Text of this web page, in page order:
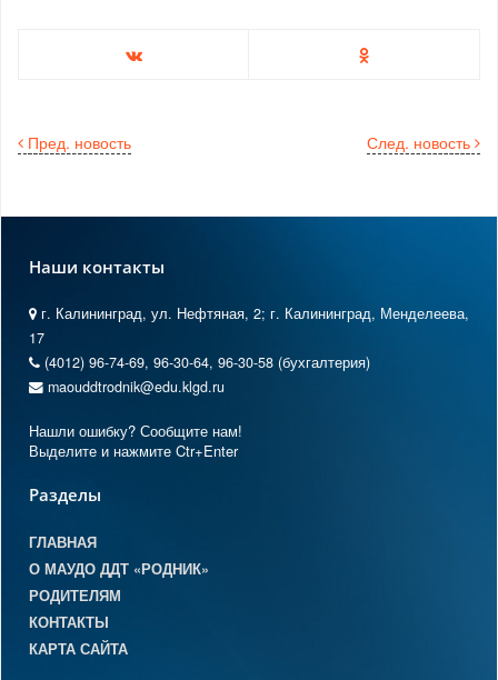
След. новость
Пред. новость
Наши контакты
г. Калининград, ул. Нефтяная, 2; г. Калининград, Менделеева,
17
(4012) 96-74-69, 96-30-64, 96-30-58 (бухгалтерия)
maouddtrodnik@edu.klgd.ru
Нашли ошибку? Сообщите нам!
Выделите и нажмите Ctr+Enter
Разделы
ГЛАВНАЯ
О МАУДО ДДТ «РОДНИК»
РОДИТЕЛЯМ
КОНТАКТЫ
КАРТА САЙТА